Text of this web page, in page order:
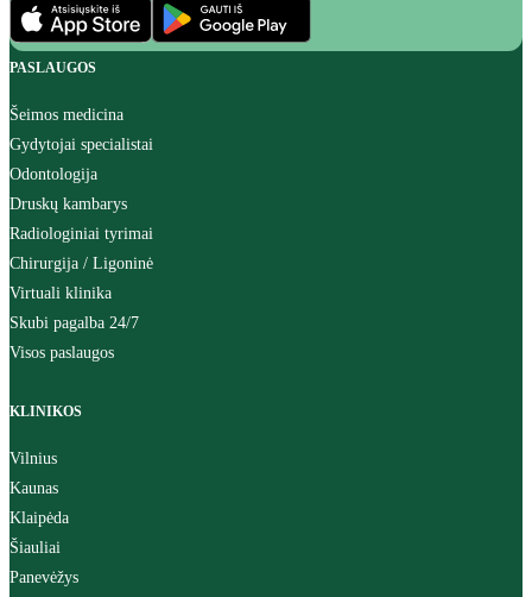
PASLAUGOS
Šeimos medicina
Gydytojai specialistai
Odontologija
Druskų kambarys
Radiologiniai tyrimai
Chirurgija / Ligoninė
Virtuali klinika
Skubi pagalba 24/7
Visos paslaugos
KLINIKOS
Vilnius
Kaunas
Klaipėda
Šiauliai
Panevėžys